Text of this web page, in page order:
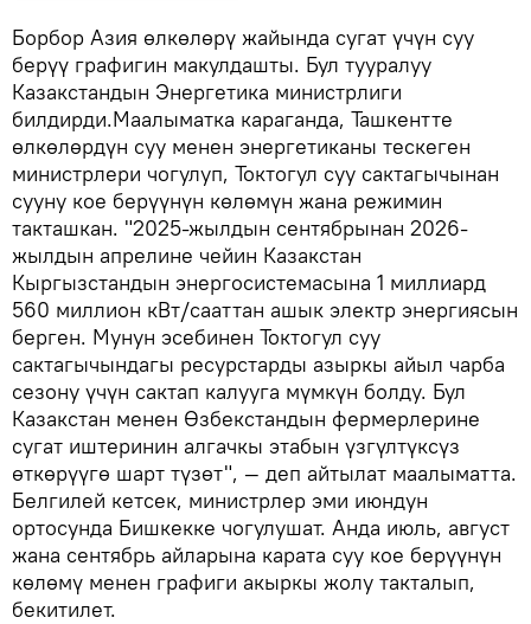
Борбор Азия өлкөлөрү жайында сугат үчүн суу
берүү графигин макулдашты. Бул тууралуу
Казакстандын Энергетика министрлиги
билдирди.Маалыматка караганда, Ташкентте
өлкөлөрдүн суу менен энергетиканы тескеген
министрлери чогулуп, Токтогул суу сактагычынан
сууну кое берүүнүн көлөмүн жана режимин
такташкан. "2025-жылдын сентябрынан 2026-
жылдын апрелине чейин Казакстан
Кыргызстандын энергосистемасына 1 миллиард
560 миллион кВт/сааттан ашык электр энергиясын
берген. Мунун эсебинен Токтогул суу
сактагычындагы ресурстарды азыркы айыл чарба
сезону үчүн сактап калууга мүмкүн болду. Бул
Казакстан менен Өзбекстандын фермерлерине
сугат иштеринин алгачкы этабын үзгүлтүксүз
өткөрүүгө шарт түзөт", — деп айтылат маалыматта.
Белгилей кетсек, министрлер эми июндун
ортосунда Бишкекке чогулушат. Анда июль, август
жана сентябрь айларына карата суу кое берүүнүн
көлөмү менен графиги акыркы жолу такталып,
бекитилет.